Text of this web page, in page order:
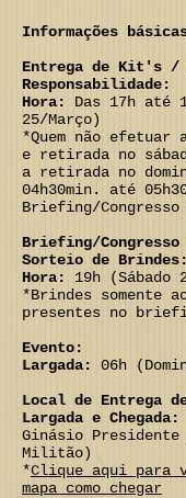
Informações
Entrega de Kit's /
Responsabilidade:
Hora: Das 17h até
25/Março)
*Quem não efetuar
e retirada no
a retirada no
04h30min. até
Briefing/Congresso
Briefing/Congresso
Sorteio de Brindes:
Hora: 19h (Sábado
*Brindes somente
presentes no
Evento:
Largada:
06h
Local de Entrega
Largada e Chegada:
Ginásio
Militão)
*Clique aqui para
mapa como chegar